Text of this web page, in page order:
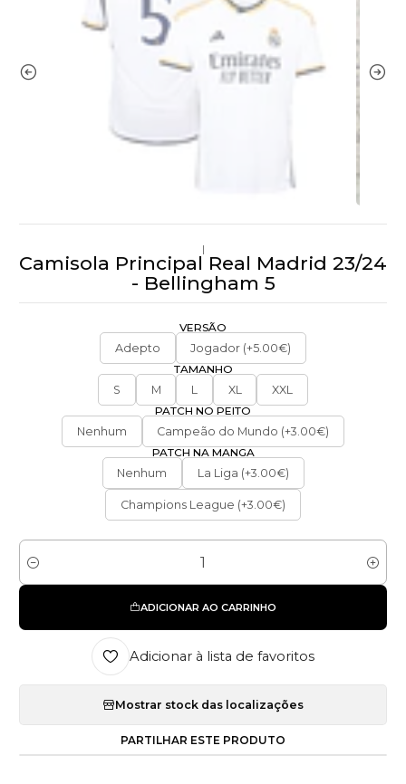
|
Camisola Principal Real Madrid 23/24
- Bellingham 5
VERSÃO
Adepto
Jogador (+5.00€)
TAMANHO
S
M L XL
XXL
PATCH NO PEITO
Nenhum
Campeão do Mundo (+3.00€)
PATCH NA MANGA
Nenhum
La Liga (+3.00€)
Champions League (+3.00€)
Quantidade
ADICIONAR AO CARRINHO
Adicionar à lista de favoritos
Mostrar stock das localizações
PARTILHAR ESTE PRODUTO